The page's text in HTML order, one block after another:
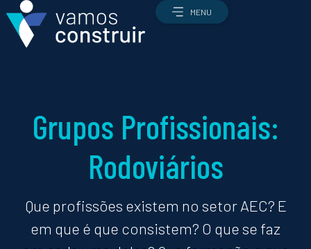
MENU
Todas as profissões
Como candidatar-me
O setor
Grupos Profissionais:
Rodoviários
Que profissões existem no setor AEC? E
em que é que consistem? O que se faz